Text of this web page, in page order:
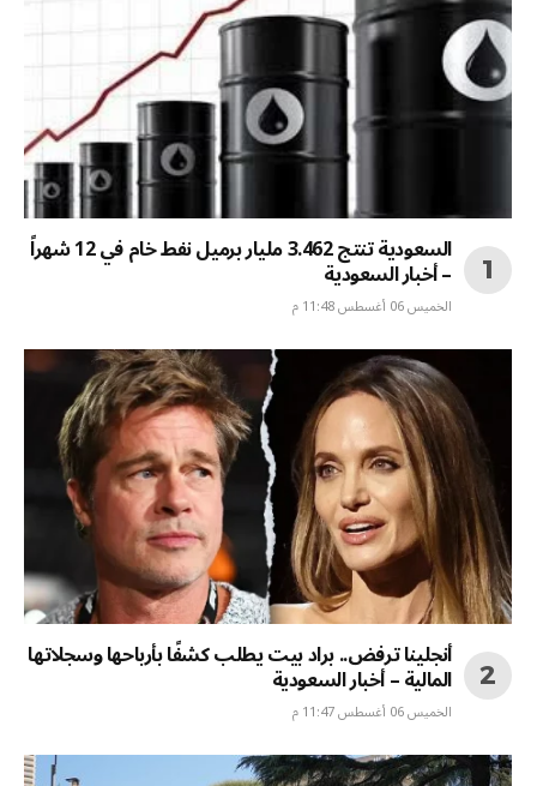
السعودية تنتج 3.462 مليار برميل نفط خام في 12 شهراً
– أخبار السعودية
الخميس 06 أغسطس 11:48 م
أنجلينا ترفض.. براد بيت يطلب كشفًا بأرباحها وسجلاتها
المالية – أخبار السعودية
الخميس 06 أغسطس 11:47 م